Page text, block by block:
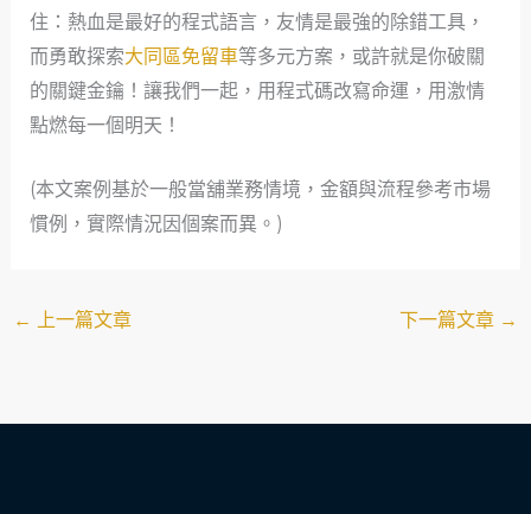
住：熱血是最好的程式語言，友情是最強的除錯工具，
而勇敢探索大同區免留車等多元方案，或許就是你破關
的關鍵金鑰！讓我們一起，用程式碼改寫命運，用激情
點燃每一個明天！
(本文案例基於一般當舖業務情境，金額與流程參考市場
慣例，實際情況因個案而異。)
← 上一篇文章 下一篇文章 →